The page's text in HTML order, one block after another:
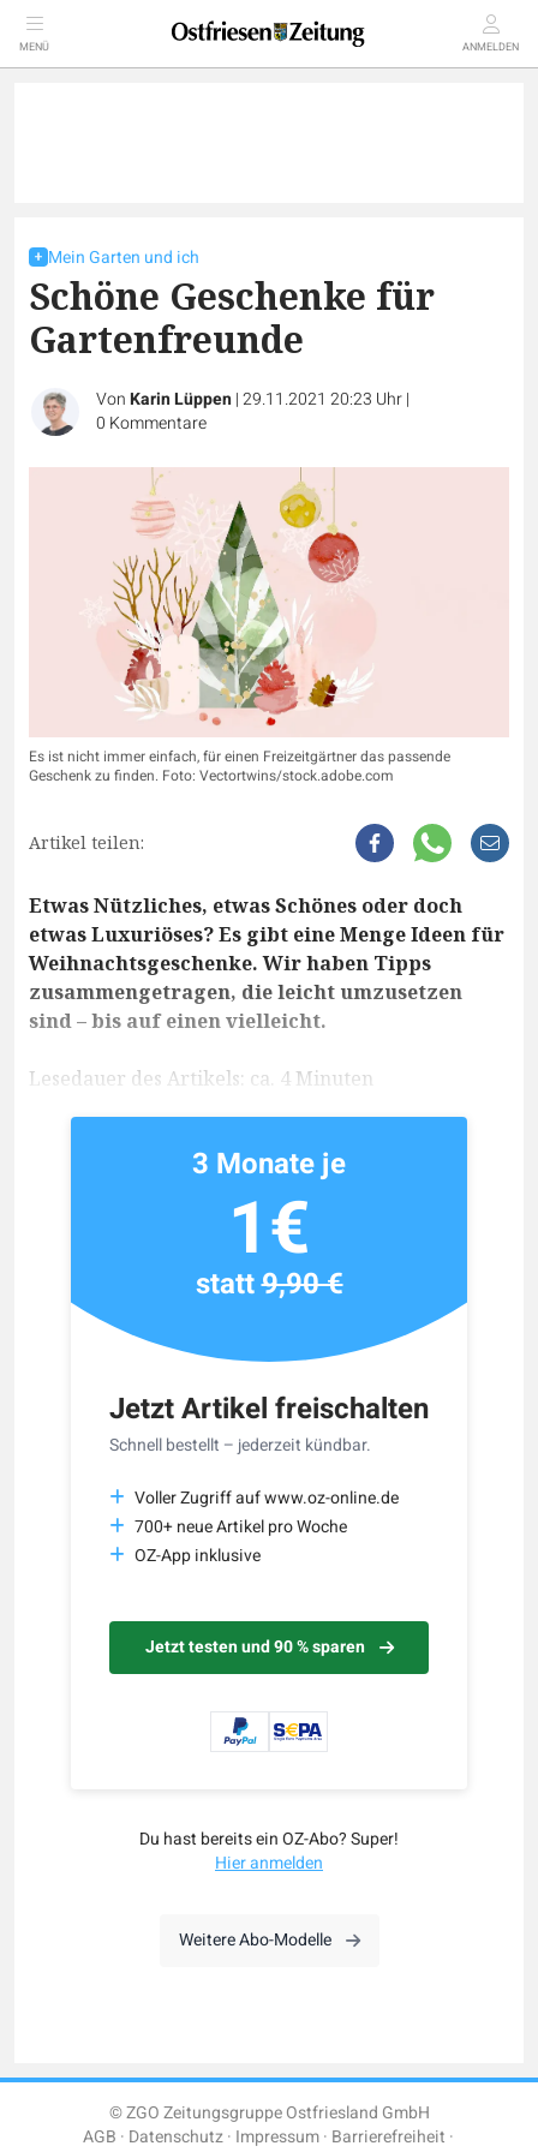
MENÜ ANMELDEN
Mein Garten und ich
Schöne Geschenke für
Gartenfreunde
VonKarin Lüppen|29.11.2021 20:23 Uhr|
0 Kommentare
Es ist nicht immer einfach, für einen Freizeitgärtner das passende
Geschenk zu finden. Foto: Vectortwins/stock.adobe.com
Artikel teilen:
Etwas Nützliches, etwas Schönes oder doch
etwas Luxuriöses? Es gibt eine Menge Ideen für
Weihnachtsgeschenke. Wir haben Tipps
zusammengetragen, die leicht umzusetzen
sind – bis auf einen vielleicht.
Lesedauer des Artikels: ca. 4 Minuten
Jetzt Artikel freischalten
Schnell bestellt – jederzeit kündbar.
Voller Zugriff auf www.oz-online.de
700+ neue Artikel pro Woche
OZ-App inklusive
Jetzt testen und 90 % sparen
3 Monate je
1€
statt9,90 €
Du hast bereits ein OZ-Abo? Super!
Hier anmelden
Weitere Abo-Modelle
© ZGO Zeitungsgruppe Ostfriesland GmbH
AGB Datenschutz Impressum Barrierefreiheit